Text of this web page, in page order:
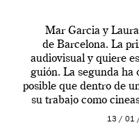
Mar Garcia y
de Barcelona. La
audiovisual y quiere
guión. La segunda ha
posible que dentro de
su trabajo como
13 / 01